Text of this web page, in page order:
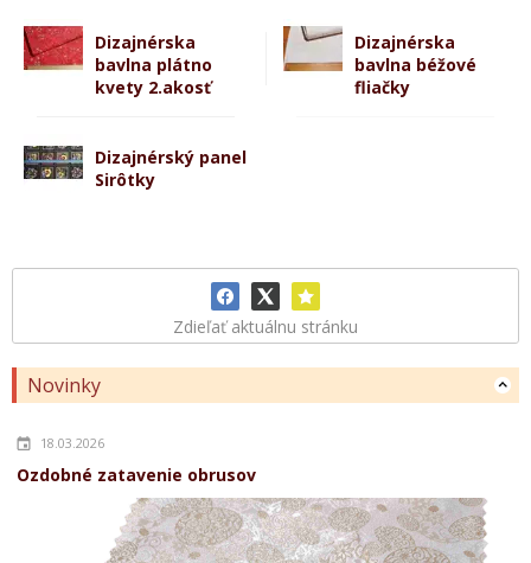
Dizajnérska
bavlna plátno
kvety 2.akosť
Dizajnérska
bavlna béžové
fliačky
Dizajnérský panel
Sirôtky
Zdieľať aktuálnu stránku
Novinky
18.03.2026
Ozdobné zatavenie obrusov